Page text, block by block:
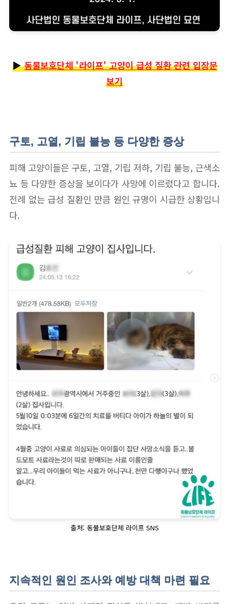
▶동물보호단체 '라이프' 고양이 급성 질환 관련 입장문
보기
구토, 고열, 기립 불능 등 다양한 증상
피해 고양이들은 구토, 고열, 기립 저하, 기립 불능, 근색소
뇨 등 다양한 증상을 보이다가 사망에 이르렀다고 합니다.
전례 없는 급성 질환인 만큼 원인 규명이 시급한 상황입니
다.
출처: 동물보호단체 라이프 SNS
지속적인 원인 조사와 예방 대책 마련 필요